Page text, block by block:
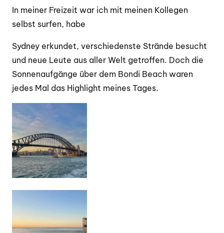
In meiner Freizeit war ich mit meinen Kollegen
selbst surfen, habe
Sydney erkundet, verschiedenste Strände besucht
und neue Leute aus aller Welt getroffen. Doch die
Sonnenaufgänge über dem Bondi Beach waren
jedes Mal das Highlight meines Tages.